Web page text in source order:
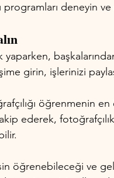
deneyin ve
yaparken,
girin, işlerinizi
öğrenmenin
ederek,
öğrenebileceği ve